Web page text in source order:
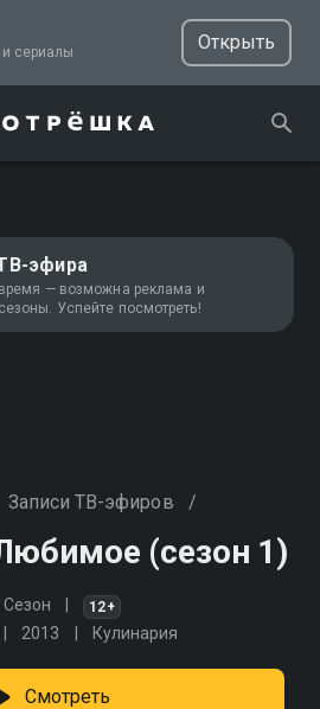
ТВ, фильмы и сериалы
Открыть
эфира
— возможна реклама и
Успейте посмотреть!
Записи ТВ-эфиров /
(сезон 1)
Сезон 12+
2013 Кулинария
Смотреть